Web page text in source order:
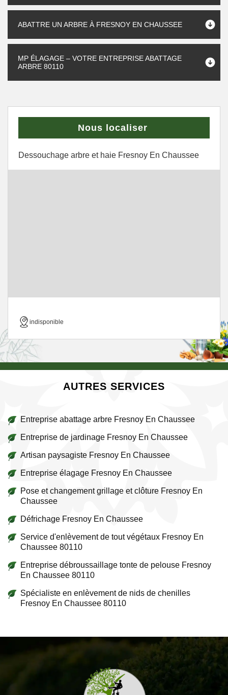
ABATTRE UN ARBRE À FRESNOY EN CHAUSSEE
MP ÉLAGAGE – VOTRE ENTREPRISE ABATTAGE
ARBRE 80110
Nous localiser
Dessouchage arbre et haie Fresnoy En Chaussee
indisponible
AUTRES SERVICES
Entreprise abattage arbre Fresnoy En Chaussee
Entreprise de jardinage Fresnoy En Chaussee
Artisan paysagiste Fresnoy En Chaussee
Entreprise élagage Fresnoy En Chaussee
Pose et changement grillage et clôture Fresnoy En
Chaussee
Défrichage Fresnoy En Chaussee
Service d'enlèvement de tout végétaux Fresnoy En
Chaussee 80110
Entreprise débroussaillage tonte de pelouse Fresnoy
En Chaussee 80110
Spécialiste en enlèvement de nids de chenilles
Fresnoy En Chaussee 80110